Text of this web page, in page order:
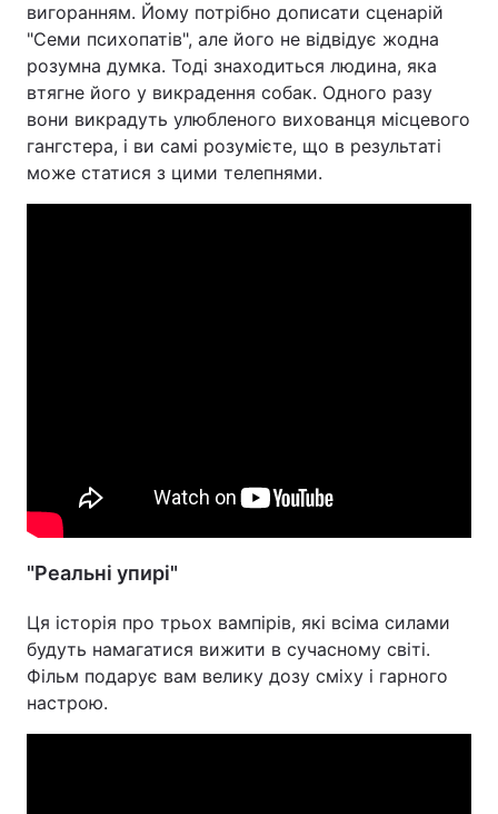
вигоранням. Йому потрібно дописати сценарій
"Семи психопатів", але його не відвідує жодна
розумна думка. Тоді знаходиться людина, яка
втягне його у викрадення собак. Одного разу
вони викрадуть улюбленого вихованця місцевого
гангстера, і ви самі розумієте, що в результаті
може статися з цими телепнями.
"Реальні упирі"
Ця історія про трьох вампірів, які всіма силами
будуть намагатися вижити в сучасному світі.
Фільм подарує вам велику дозу сміху і гарного
настрою.